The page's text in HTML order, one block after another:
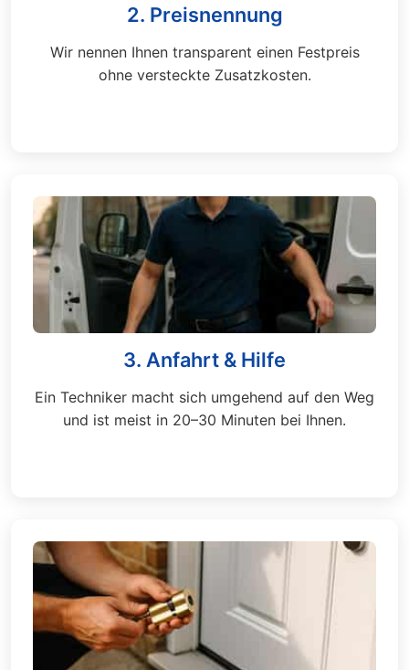
2. Preisnennung
Wir nennen Ihnen transparent einen Festpreis
ohne versteckte Zusatzkosten.
3. Anfahrt & Hilfe
Ein Techniker macht sich umgehend auf den Weg
und ist meist in 20–30 Minuten bei Ihnen.